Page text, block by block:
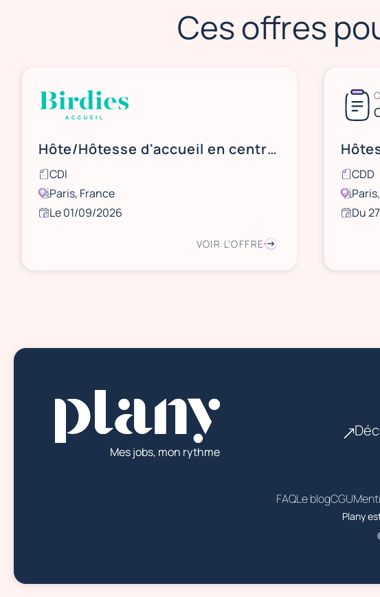
Ces offres
Hôte/Hôtesse d'accueil en centre commercial à Paris13
CDI
Paris, France
Le 01/09/2026
VOIR L'OFFRE
CDD
Du
Mes jobs, mon rythme
Plany
FAQLe blogCGU